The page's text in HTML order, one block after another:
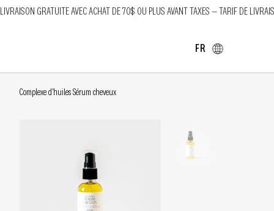
LIVRAISON GRATUITE AVEC ACHAT DE 70$ OU PLUS AVANT TAXES — TARIF DE
FR
Complexe d'huiles Sérum cheveux